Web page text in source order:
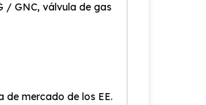
/ GNC, válvula de gas
de mercado de los EE.